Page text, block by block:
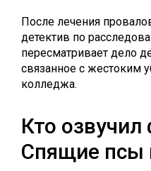
После лечения
детектив по
пересматривает дело
связанное с жестоким
колледжа.
Кто
Спящие псы